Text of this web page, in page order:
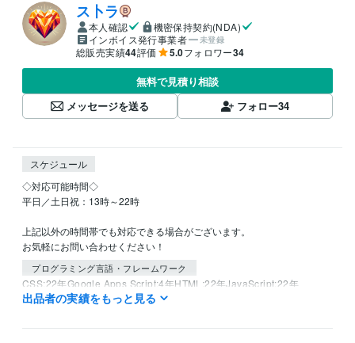
ス卜ラ
本人確認
機密保持契約(NDA)
インボイス発行事業者
未登録
総販売実績44評価 5.0フォロワー34
無料で見積り相談
メッセージを送る
フォロー34
スケジュール
◇対応可能時間◇
平日／土日祝：13時～22時
上記以外の時間帯でも対応できる場合がございます。
お気軽にお問い合わせください！
プログラミング言語・フレームワーク
CSS:22年Google Apps Script:4年HTML:22年JavaScript:22年
PHP:10年Python:2年Sass:5年 SQL:5年
Vue.js:1年Linux:5年MySQL:6年Git:4年
出品者の実績をもっと見る